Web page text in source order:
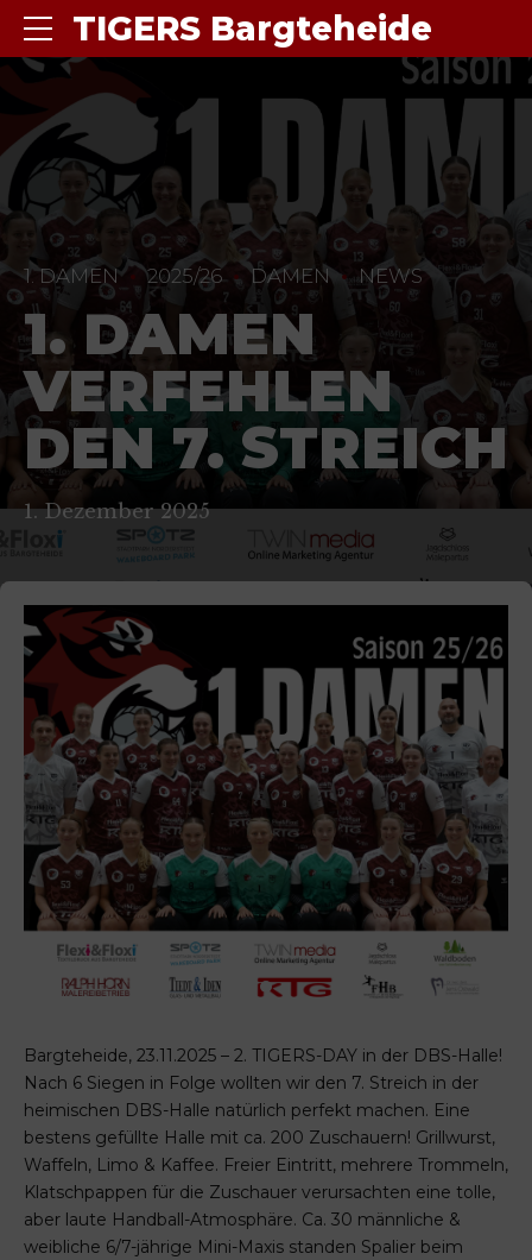
TIGERS Bargteheide
1. DAMEN 2025/26 DAMEN NEWS
1. DAMEN
VERFEHLEN
DEN 7. STREICH
1. Dezember 2025
Bargteheide, 23.11.2025 – 2. TIGERS-DAY in der DBS-Halle!
Nach 6 Siegen in Folge wollten wir den 7. Streich in der
heimischen DBS-Halle natürlich perfekt machen. Eine
bestens gefüllte Halle mit ca. 200 Zuschauern! Grillwurst,
Waffeln, Limo & Kaffee. Freier Eintritt, mehrere Trommeln,
Klatschpappen für die Zuschauer verursachten eine tolle,
aber laute Handball-Atmosphäre. Ca. 30 männliche &
weibliche 6/7-jährige Mini-Maxis standen Spalier beim